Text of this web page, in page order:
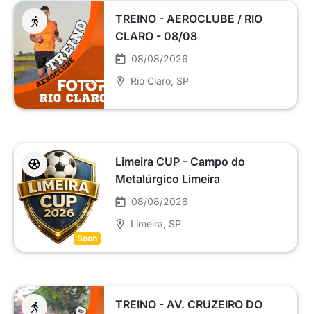
TREINO - AEROCLUBE / RIO
CLARO - 08/08
08/08/2026
Rio Claro , SP
Soon
Limeira CUP - Campo do
Metalúrgico Limeira
08/08/2026
Limeira , SP
TREINO - AV. CRUZEIRO DO